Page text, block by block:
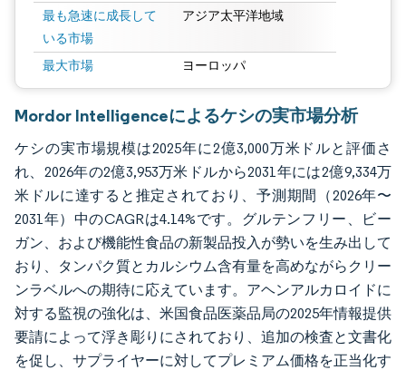
最も急速に成長して
いる市場
アジア太平洋地域
最大市場 ヨーロッパ
Mordor Intelligenceによるケシの実市場分析
ケシの実市場規模は2025年に2億3,000万米ドルと評価さ
れ、2026年の2億3,953万米ドルから2031年には2億9,334万
米ドルに達すると推定されており、予測期間（2026年〜
2031年）中のCAGRは4.14%です。グルテンフリー、ビー
ガン、および機能性食品の新製品投入が勢いを生み出して
おり、タンパク質とカルシウム含有量を高めながらクリー
ンラベルへの期待に応えています。アヘンアルカロイドに
対する監視の強化は、米国食品医薬品局の2025年情報提供
要請によって浮き彫りにされており、追加の検査と文書化
を促し、サプライヤーに対してプレミアム価格を正当化す